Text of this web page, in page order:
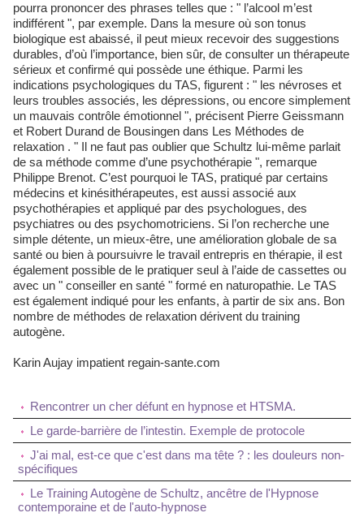
pourra prononcer des phrases telles que : " l’alcool m’est
indifférent ", par exemple. Dans la mesure où son tonus
biologique est abaissé, il peut mieux recevoir des suggestions
durables, d’où l’importance, bien sûr, de consulter un thérapeute
sérieux et confirmé qui possède une éthique. Parmi les
indications psychologiques du TAS, figurent : " les névroses et
leurs troubles associés, les dépressions, ou encore simplement
un mauvais contrôle émotionnel ", précisent Pierre Geissmann
et Robert Durand de Bousingen dans Les Méthodes de
relaxation . " Il ne faut pas oublier que Schultz lui-même parlait
de sa méthode comme d’une psychothérapie ", remarque
Philippe Brenot. C’est pourquoi le TAS, pratiqué par certains
médecins et kinésithérapeutes, est aussi associé aux
psychothérapies et appliqué par des psychologues, des
psychiatres ou des psychomotriciens. Si l’on recherche une
simple détente, un mieux-être, une amélioration globale de sa
santé ou bien à poursuivre le travail entrepris en thérapie, il est
également possible de le pratiquer seul à l’aide de cassettes ou
avec un " conseiller en santé " formé en naturopathie. Le TAS
est également indiqué pour les enfants, à partir de six ans. Bon
nombre de méthodes de relaxation dérivent du training
autogène.
Karin Aujay impatient regain-sante.com
Rencontrer un cher défunt en hypnose et HTSMA.
Le garde-barrière de l’intestin. Exemple de protocole
J'ai mal, est-ce que c'est dans ma tête ? : les douleurs non-
spécifiques
Le Training Autogène de Schultz, ancêtre de l'Hypnose
contemporaine et de l'auto-hypnose